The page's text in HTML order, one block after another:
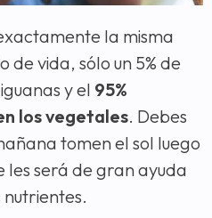
la misma
vida, sólo un 5% de
y el 95%
los vegetales. Debes
tomen el sol luego
será de gran ayuda